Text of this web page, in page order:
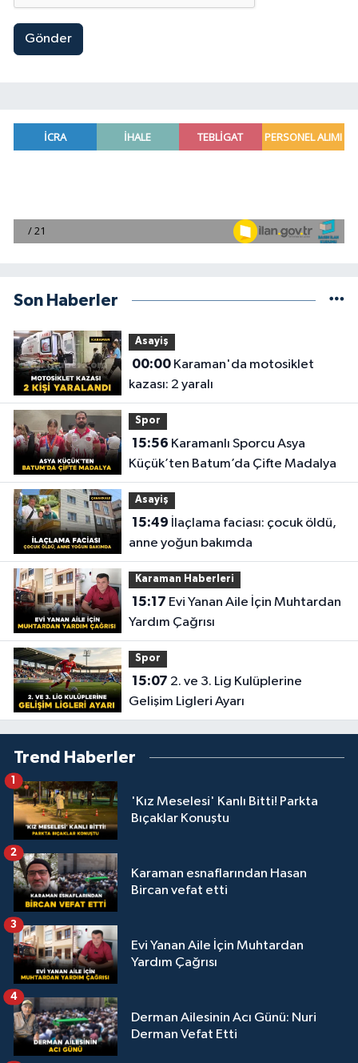
Gönder
Son Haberler
Asayiş
00:00Karaman'da motosiklet
kazası: 2 yaralı
Spor
15:56
Küçük’ten Batum’da Çifte Madalya
Asayiş
15:49
anne yoğun bakımda
Karaman Haberleri
15:17
Yardım Çağrısı
Spor
15:07
Gelişim Ligleri Ayarı
Trend Haberler
'Kız Meselesi' Kanlı Bitti! Parkta
Bıçaklar Konuştu
1
Karaman esnaflarından Hasan
Bircan vefat etti
2
Evi Yanan Aile İçin Muhtardan
Yardım Çağrısı
3
Derman Ailesinin Acı Günü: Nuri
Derman Vefat Etti
4